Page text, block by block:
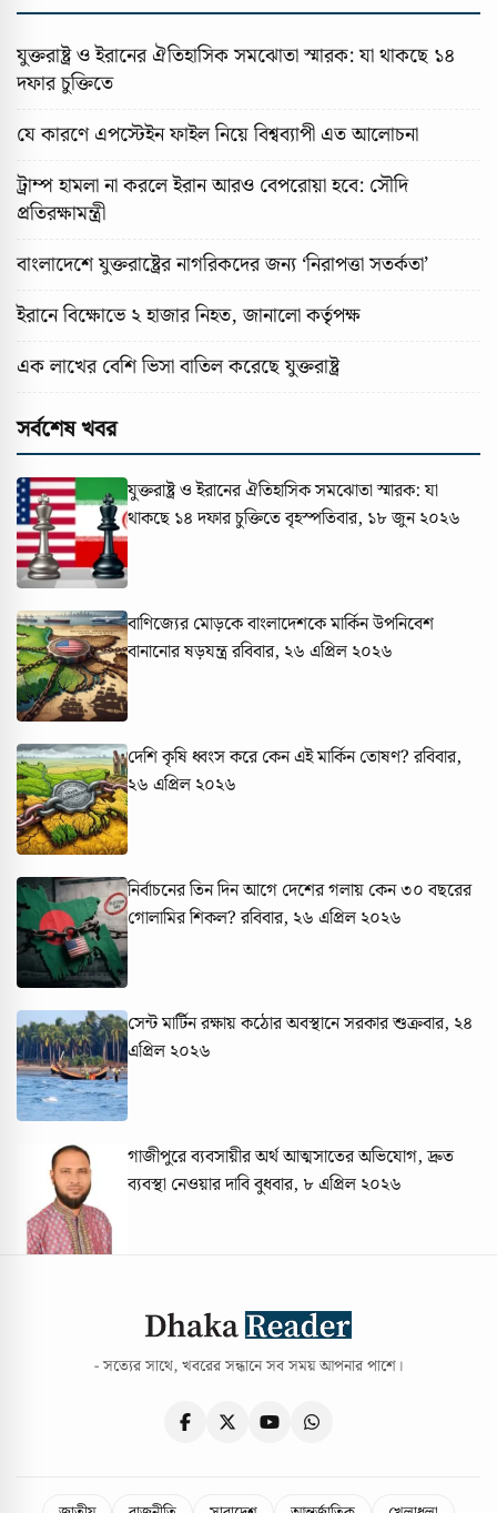
যুক্তরাষ্ট্র ও ইরানের ঐতিহাসিক সমঝোতা স্মারক: যা থাকছে ১৪
দফার চুক্তিতে
যে কারণে এপস্টেইন ফাইল নিয়ে বিশ্বব্যাপী এত আলোচনা
ট্রাম্প হামলা না করলে ইরান আরও বেপরোয়া হবে: সৌদি
প্রতিরক্ষামন্ত্রী
বাংলাদেশে যুক্তরাষ্ট্রের নাগরিকদের জন্য ‘নিরাপত্তা সতর্কতা’
ইরানে বিক্ষোভে ২ হাজার নিহত, জানালো কর্তৃপক্ষ
এক লাখের বেশি ভিসা বাতিল করেছে যুক্তরাষ্ট্র
সর্বশেষ খবর
যুক্তরাষ্ট্র ও ইরানের ঐতিহাসিক সমঝোতা স্মারক: যা
থাকছে ১৪ দফার চুক্তিতেবৃহস্পতিবার, ১৮ জুন ২০২৬
বাণিজ্যের মোড়কে বাংলাদেশকে মার্কিন উপনিবেশ
বানানোর ষড়যন্ত্ররবিবার, ২৬ এপ্রিল ২০২৬
দেশি কৃষি ধ্বংস করে কেন এই মার্কিন তোষণ? রবিবার,
২৬ এপ্রিল ২০২৬
নির্বাচনের তিন দিন আগে দেশের গলায় কেন ৩০ বছরের
গোলামির শিকল? রবিবার, ২৬ এপ্রিল ২০২৬
সেন্ট মার্টিন রক্ষায় কঠোর অবস্থানে সরকারশুক্রবার, ২৪
এপ্রিল ২০২৬
গাজীপুরে ব্যবসায়ীর অর্থ আত্মসাতের অভিযোগ, দ্রুত
ব্যবস্থা নেওয়ার দাবিবুধবার, ৮ এপ্রিল ২০২৬
- সত্যের সাথে, খবরের সন্ধানে সব সময় আপনার পাশে।